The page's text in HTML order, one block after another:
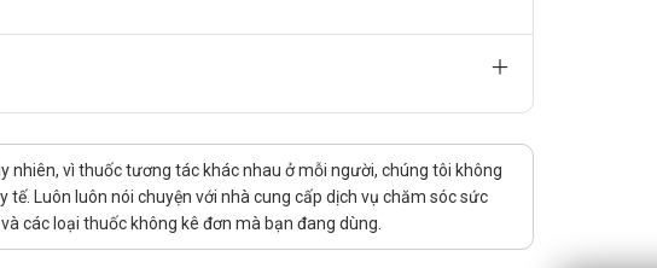
cải, rau mồng tơi, cà rốt và trái cây như cam, quýt, đu đủ rất
nhiên, vì thuốc tương tác khác nhau ở mỗi người, chúng tôi không
Luôn luôn nói chuyện với nhà cung cấp dịch vụ chăm sóc sức
các loại thuốc không kê đơn mà bạn đang dùng.